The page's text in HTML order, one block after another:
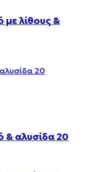
λίθους &
& αλυσίδα 20